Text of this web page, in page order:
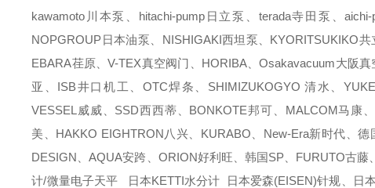
kawamoto川本泵、hitachi-pump日立泵、terada寺田泵、
NOPGROUP日本油泵、NISHIGAKI西坦泵、KYORITSUKIKO
EBARA荏原、V-TEX真空阀门、HORIBA、Osakavacuum大阪
亚、ISB井口机工、OTC焊条、SHIMIZUKOGYO 清水、
VESSEL威威、SSD西西蒂、BONKOTE邦可、MALCOM马康
美、HAKKO EIGHTRON八兴、KURABO、New-Era新时代、
DESIGN、AQUA安跨、ORION好利旺、韩国SP、FURUTO古
计/微量电子天平 日本KETTI水分计 日本爱森(EISEN)针规、日